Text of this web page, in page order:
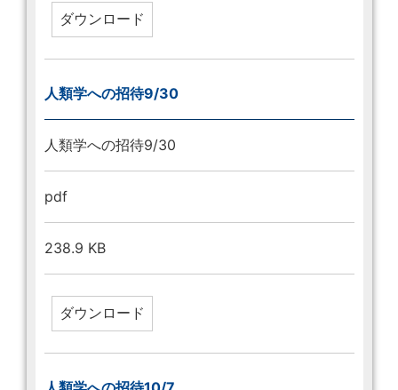
人類学への招待9/30
人類学への招待9/30
pdf
238.9 KB